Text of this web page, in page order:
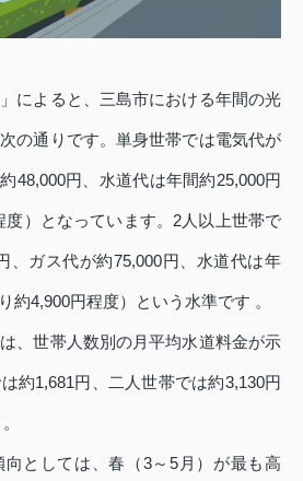
によると、三島市における年間の光
の通りです。単身世帯では電気代が
48,000円、水道代は年間約25,000円
度）となっています。2人以上世帯で
、ガス代が約75,000円、水道代は年
約4,900円程度）という水準です 。
、世帯人数別の月平均水道料金が示
約1,681円、二人世帯では約3,130円
としては、春（3～5月）が最も高